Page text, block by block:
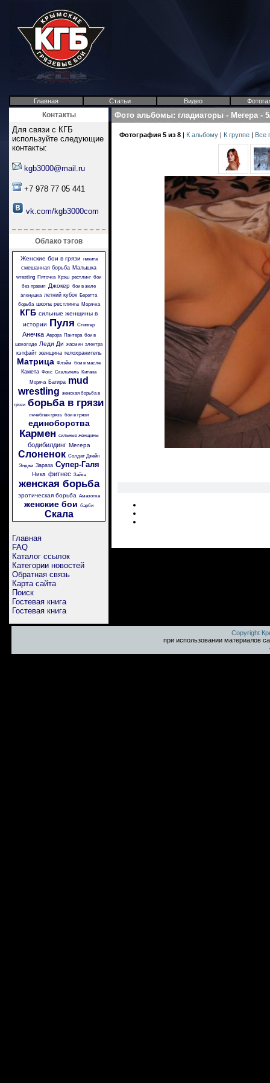
Главная Статьи Видео
Контакты
Для связи с КГБ
используйте следующие
контакты:
kgb3000@mail.ru
+7 978 77 05 441
vk.com/kgb3000com
Облако тэгов
Женские бои в грязи никита
смешанная борьба Малышка
wrestling Пяточка Крэш рестлинг бои
без правил Джокер бои в желе
аленушка летний кубок Беретта
борьба школа рестлинга Морячка
КГБ сильные женщины в
истории Пуля Стингер
Анечка Аврора Пантера бои в
шоколаде Леди Ди жасмин электра
кэтфайт женщина телохранитель
Матрица Флэйм бои в масле
Камета Фокс Скальпель Китана
Моряча
Багира mud
wrestling женская борьба в
грязи борьба в грязи
лечебная грязь бои в грязи
единоборства
Кармен сильные женщины
бодибилдинг Мегера
Слоненок Солдат Джейн
Энджи Зараза Супер-Галя
Ника фитнес Зайка
женская борьба
эротическая борьба Амазонка
женские бои барби
Скала
Главная
FAQ
Каталог ссылок
Категории новостей
Обратная связь
Карта сайта
Поиск
Гостевая книга
Гостевая книга
Фото альбомы: гладиаторы - Мегера-
Фотография 5 из 8 | К альбому | К группе | Все
Copyright
при использовании материалов